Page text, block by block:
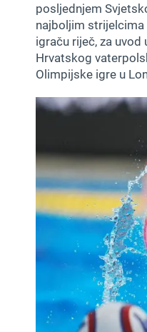
posljednjem
najboljim
igraču riječ, za
Hrvatskog
Olimpijske igre u